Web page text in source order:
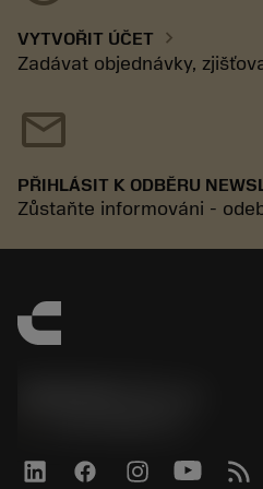
VYTVOŘIT ÚČET chevron_right
Zadávat objednávky,
mail
PŘIHLÁSIT K ODBĚRU
Zůstaňte informováni -